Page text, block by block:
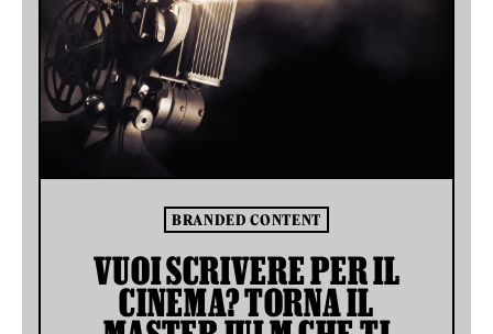
BRANDED CONTENT
VUOI SCRIVERE PER IL
CINEMA? TORNA IL